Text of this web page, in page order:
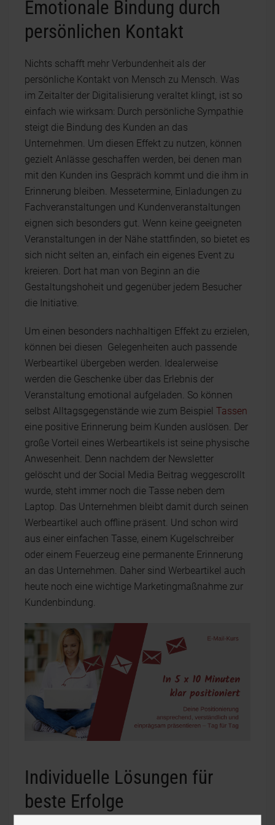
Emotionale Bindung durch
persönlichen Kontakt
Nichts schafft mehr Verbundenheit als der
persönliche Kontakt von Mensch zu Mensch. Was
im Zeitalter der Digitalisierung veraltet klingt, ist so
einfach wie wirksam: Durch persönliche Sympathie
steigt die Bindung des Kunden an das
Unternehmen. Um diesen Effekt zu nutzen, können
gezielt Anlässe geschaffen werden, bei denen man
mit den Kunden ins Gespräch kommt und die ihm in
Erinnerung bleiben. Messetermine, Einladungen zu
Fachveranstaltungen und Kundenveranstaltungen
eignen sich besonders gut. Wenn keine geeigneten
Veranstaltungen in der Nähe stattfinden, so bietet es
sich nicht selten an, einfach ein eigenes Event zu
kreieren. Dort hat man von Beginn an die
Gestaltungshoheit und gegenüber jedem Besucher
die Initiative.
Um einen besonders nachhaltigen Effekt zu erzielen,
können bei diesen Gelegenheiten auch passende
Werbeartikel übergeben werden. Idealerweise
werden die Geschenke über das Erlebnis der
Veranstaltung emotional aufgeladen. So können
selbst Alltagsgegenstände wie zum Beispiel Tassen
eine positive Erinnerung beim Kunden auslösen. Der
große Vorteil eines Werbeartikels ist seine physische
Anwesenheit. Denn nachdem der Newsletter
gelöscht und der Social Media Beitrag weggescrollt
wurde, steht immer noch die Tasse neben dem
Laptop. Das Unternehmen bleibt damit durch seinen
Werbeartikel auch offline präsent. Und schon wird
aus einer einfachen Tasse, einem Kugelschreiber
oder einem Feuerzeug eine permanente Erinnerung
an das Unternehmen. Daher sind Werbeartikel auch
heute noch eine wichtige Marketingmaßnahme zur
Kundenbindung.
Individuelle Lösungen für
beste Erfolge